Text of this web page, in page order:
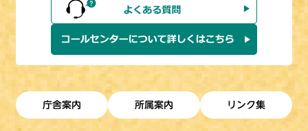
庁舎案内 所属案内 リンク集